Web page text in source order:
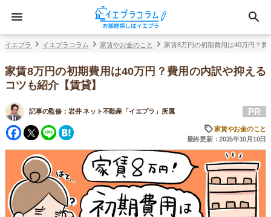
イエプラ イエプラコラム 家賃やお金のこと 家賃8万円の初期費用は40万円？
家賃8万円の初期費用は40万円？費用の内訳や抑える
コツも紹介【賃貸】
記事の監修： 岩井 ネット不動産「イエプラ」所属
Facebook
Twitter
Line
PR
家賃やお金のこと
最終更新：2025年10月10日